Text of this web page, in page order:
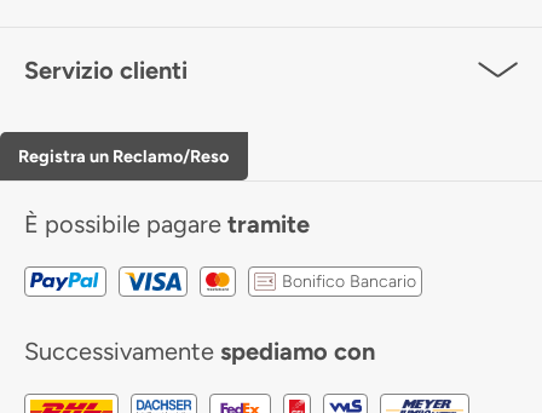
Servizio clienti
Registra un Reclamo/Reso
È possibile pagare tramite
Bonifico Bancario
Successivamente spediamo con